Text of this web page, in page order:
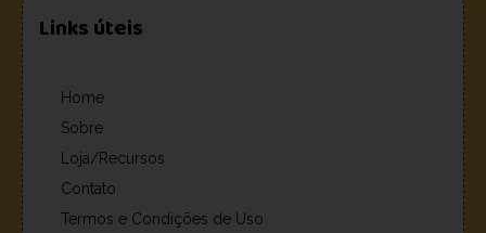
Links úteis
Home
Sobre
Loja/Recursos
Contato
Termos e Condições de Uso